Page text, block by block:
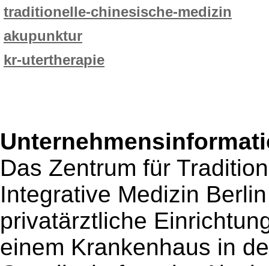
traditionelle-chinesische-medizin
akupunktur
kr-utertherapie
Das Zentrum für
Integrative Medizin
privatärztliche
einem Krankenhaus in